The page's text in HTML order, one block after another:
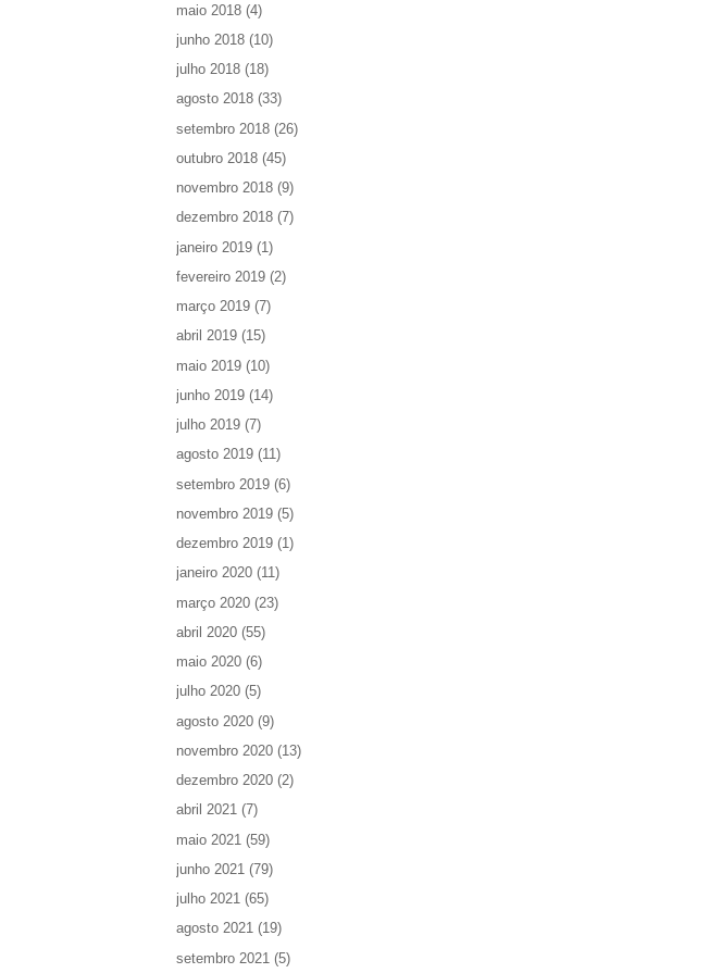
maio 2018 (4)
junho 2018 (10)
julho 2018 (18)
agosto 2018 (33)
setembro 2018 (26)
outubro 2018 (45)
novembro 2018 (9)
dezembro 2018 (7)
janeiro 2019 (1)
fevereiro 2019 (2)
março 2019 (7)
abril 2019 (15)
maio 2019 (10)
junho 2019 (14)
julho 2019 (7)
agosto 2019 (11)
setembro 2019 (6)
novembro 2019 (5)
dezembro 2019 (1)
janeiro 2020 (11)
março 2020 (23)
abril 2020 (55)
maio 2020 (6)
julho 2020 (5)
agosto 2020 (9)
novembro 2020 (13)
dezembro 2020 (2)
abril 2021 (7)
maio 2021 (59)
junho 2021 (79)
julho 2021 (65)
agosto 2021 (19)
setembro 2021 (5)